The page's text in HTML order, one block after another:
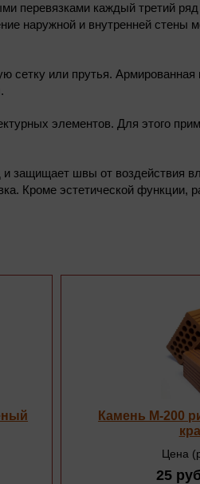
перевязками каждый третий
наружной и внутренней стены
или прутья. Армированная
элементов. Для этого
швы от воздействия
Кроме эстетической функции,
Камень М-200
Цена
25